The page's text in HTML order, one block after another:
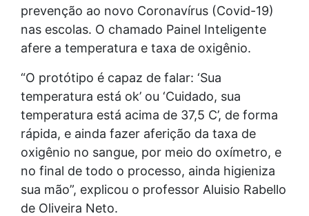
prevenção ao novo Coronavírus (Covid-19)
nas escolas. O chamado Painel Inteligente
afere a temperatura e taxa de oxigênio.
“O protótipo é capaz de falar: ‘Sua
temperatura está ok’ ou ‘Cuidado, sua
temperatura está acima de 37,5 C’, de forma
rápida, e ainda fazer aferição da taxa de
oxigênio no sangue, por meio do oxímetro, e
no final de todo o processo, ainda higieniza
sua mão”, explicou o professor Aluisio Rabello
de Oliveira Neto.